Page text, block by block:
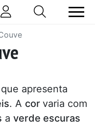
que apresenta
. A cor varia com
a verde escuras